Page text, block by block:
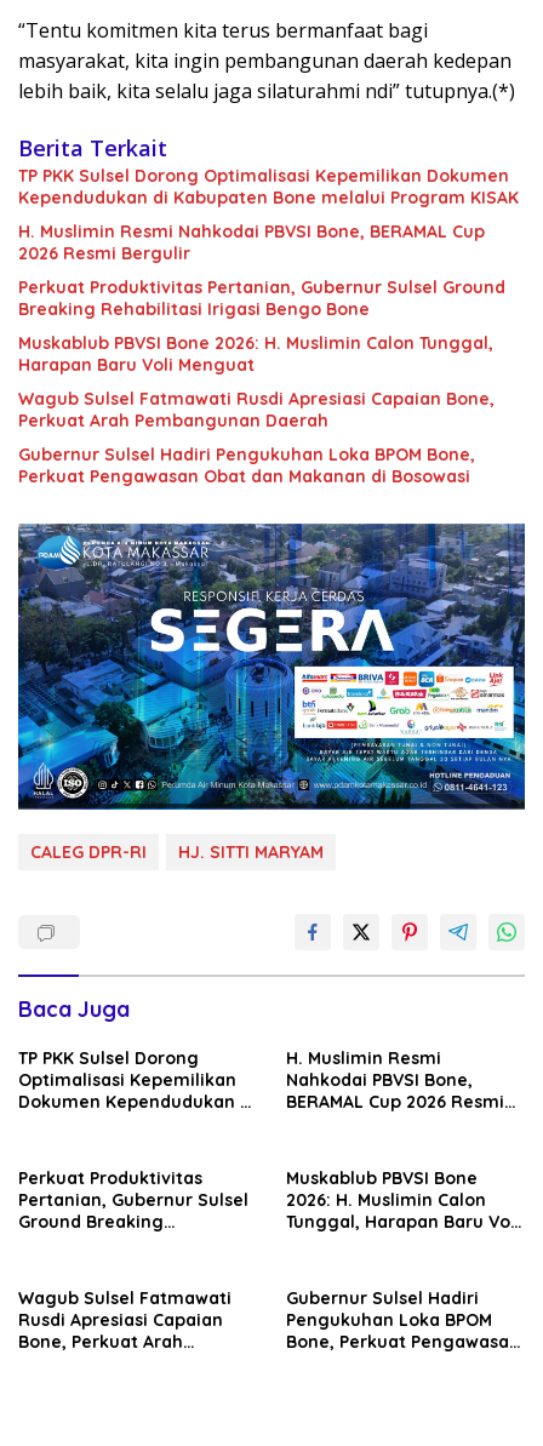
“Tentu komitmen kita terus bermanfaat bagi
masyarakat, kita ingin pembangunan daerah kedepan
lebih baik, kita selalu jaga silaturahmi ndi” tutupnya.(*)
Berita Terkait
TP PKK Sulsel Dorong Optimalisasi Kepemilikan Dokumen
Kependudukan di Kabupaten Bone melalui Program KISAK
H. Muslimin Resmi Nahkodai PBVSI Bone, BERAMAL Cup
2026 Resmi Bergulir
Perkuat Produktivitas Pertanian, Gubernur Sulsel Ground
Breaking Rehabilitasi Irigasi Bengo Bone
Muskablub PBVSI Bone 2026: H. Muslimin Calon Tunggal,
Harapan Baru Voli Menguat
Wagub Sulsel Fatmawati Rusdi Apresiasi Capaian Bone,
Perkuat Arah Pembangunan Daerah
Gubernur Sulsel Hadiri Pengukuhan Loka BPOM Bone,
Perkuat Pengawasan Obat dan Makanan di Bosowasi
CALEG DPR-RI HJ. SITTI MARYAM
Baca Juga
TP PKK Sulsel Dorong
Optimalisasi Kepemilikan
Dokumen Kependudukan di
H. Muslimin Resmi
Nahkodai PBVSI Bone,
BERAMAL Cup 2026 Resmi
Perkuat Produktivitas
Pertanian, Gubernur Sulsel
Ground Breaking
Muskablub PBVSI Bone
2026: H. Muslimin Calon
Tunggal, Harapan Baru Voli
Wagub Sulsel Fatmawati
Rusdi Apresiasi Capaian
Bone, Perkuat Arah
Gubernur Sulsel Hadiri
Pengukuhan Loka BPOM
Bone, Perkuat Pengawasan